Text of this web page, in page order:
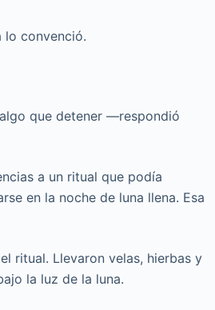
lo convenció.
que detener —respondió
a un ritual que podía
en la noche de luna llena. Esa
ritual. Llevaron velas, hierbas y
la luz de la luna.